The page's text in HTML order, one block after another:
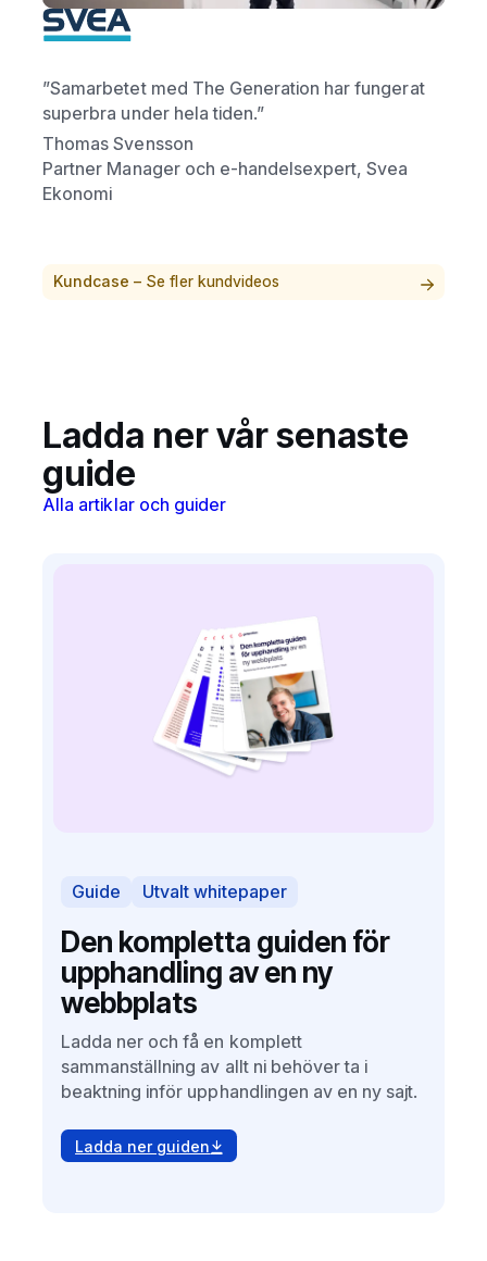
”Samarbetet med The Generation har fungerat
superbra under hela tiden.”
Thomas Svensson
Partner Manager och e-handelsexpert, Svea
Ekonomi
Kundcase – Se fler kundvideos
Ladda ner vår senaste
guide
Alla artiklar och guider
Guide Utvalt whitepaper
Den kompletta guiden för
upphandling av en ny
webbplats
Ladda ner och få en komplett
sammanställning av allt ni behöver ta i
beaktning inför upphandlingen av en ny sajt.
Ladda ner guiden